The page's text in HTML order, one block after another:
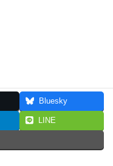
Bluesky
LINE